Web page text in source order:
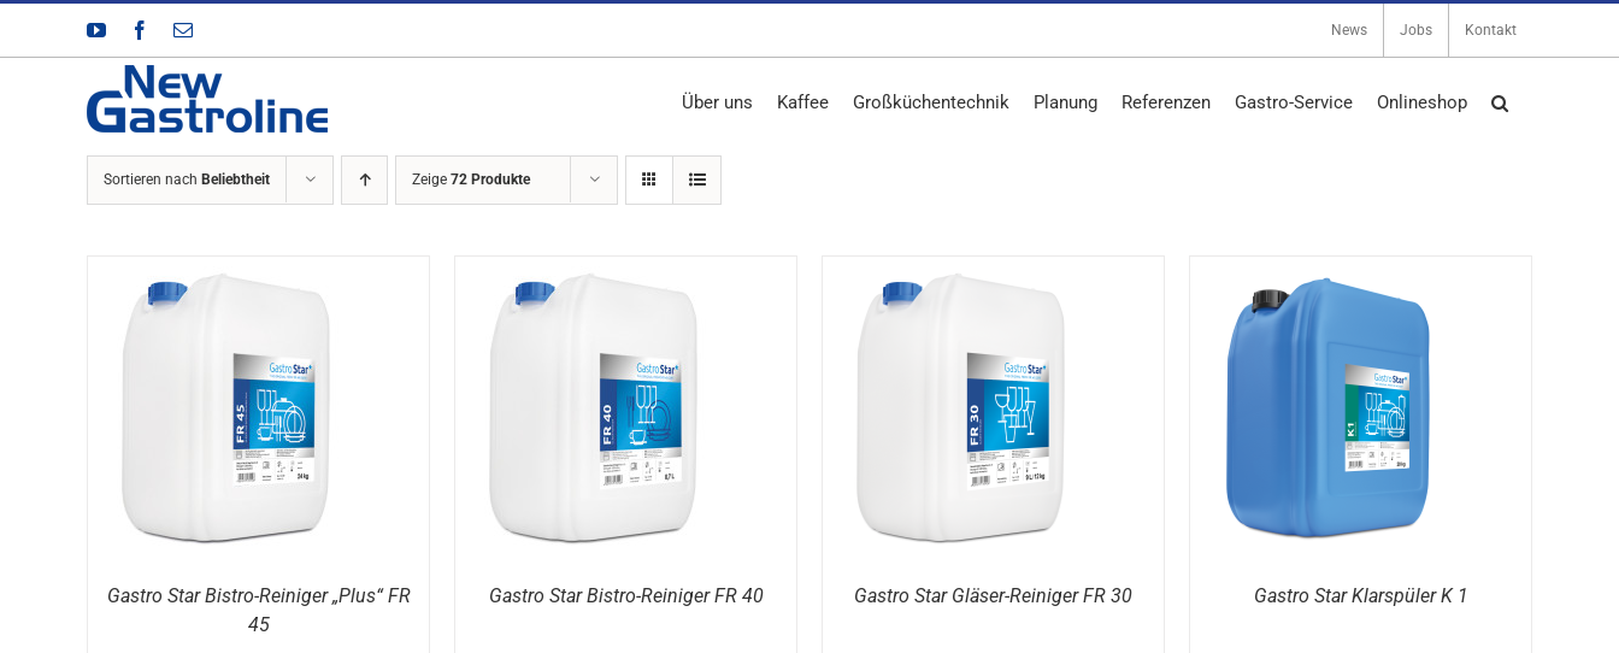
Zum
springen
YouTubeFacebook
E-
News Jobs Kontakt
Über uns Kaffee Großküchentechnik Planung Referenzen Gastro-Service Onlineshop
Sortieren nach Beliebtheit Zeige 72 Produkte
DETAILS
Gastro Star Bistro-Reiniger „Plus“ FR
45
DETAILS
Gastro Star Bistro-Reiniger FR 40
DETAILS
Gastro Star Gläser-Reiniger FR 30 Gastro Star Klarspüler K 1